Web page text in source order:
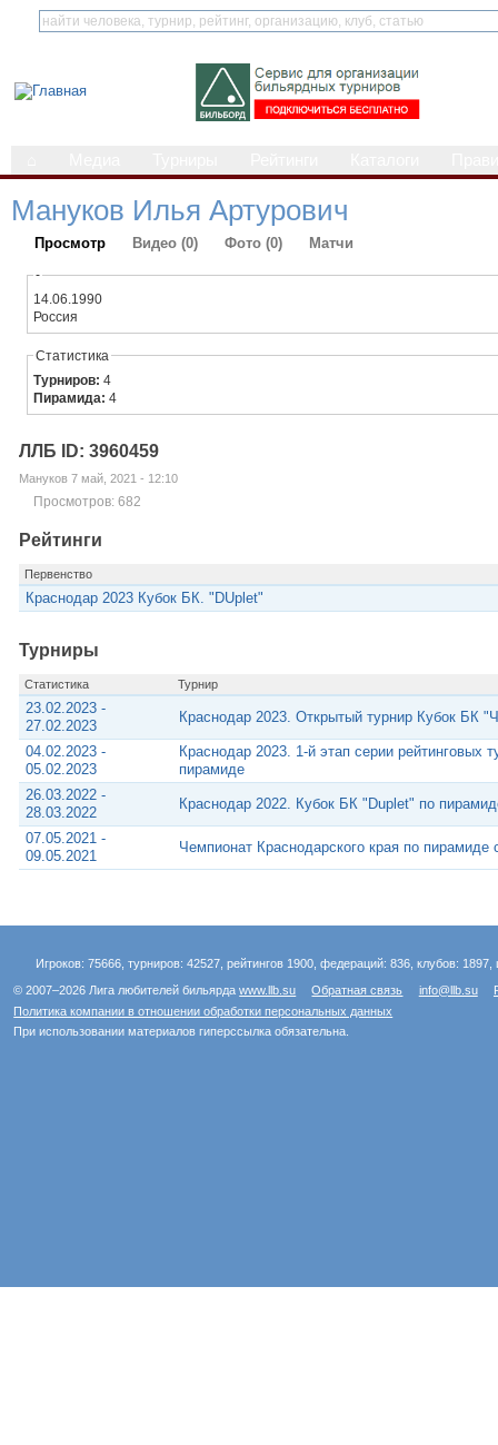
Мануков Илья Артурович
Просмотр Видео (0) Фото (0) Матчи
-
14.06.1990
Россия
Статистика
Турниров:4
Пирамида:4
ЛЛБ ID: 3960459
Мануков 7 май, 2021 - 12:10
Просмотров: 682
Рейтинги
Первенство
Краснодар 2023 Кубок БК. "DUplet"
Турниры
Статистика Турнир
23.02.2023 -
27.02.2023
Краснодар 2023. Открытый турнир Кубок БК
04.02.2023 -
05.02.2023
Краснодар 2023. 1-й этап серии рейтинговых
пирамиде
26.03.2022 -
28.03.2022
Краснодар 2022. Кубок БК "Duplet" по
07.05.2021 -
09.05.2021
Чемпионат Краснодарского края по
Игроков: 75666, турниров: 42527, рейтингов 1900, федераций: 836, клубов:
© 2007–2026 Лига любителей бильярдаwww.llb.su Обратная связь info@llb.su
Политика компании в отношении обработки персональных данных
При использовании материалов гиперссылка обязательна.